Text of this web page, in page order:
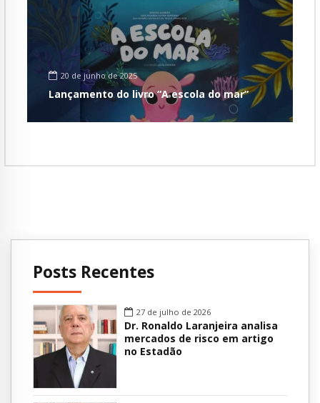
20 de junho de 2025
Lançamento do livro “A escola do mar”
Posts Recentes
27 de julho de 2026
Dr. Ronaldo Laranjeira analisa
mercados de risco em artigo
no Estadão